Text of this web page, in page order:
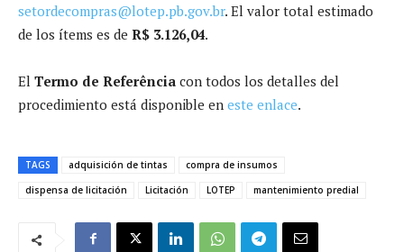
setordecompras@lotep.pb.gov.br. El valor total estimado
de los ítems es de R$ 3.126,04.
El Termo de Referência con todos los detalles del
procedimiento está disponible en este enlace.
TAGS adquisición de tintas
compra de insumos
dispensa de licitación
Licitación LOTEP mantenimiento predial